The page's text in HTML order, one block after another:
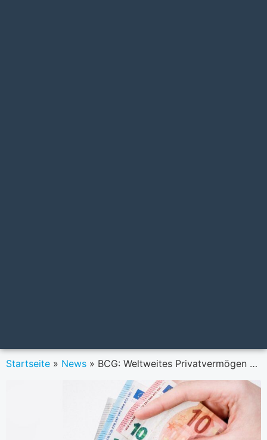
Startseite » News » BCG: Weltweites Privatvermögen auf Rekordhoch